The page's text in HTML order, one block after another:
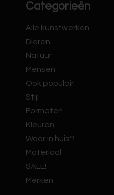
Categorieën
Alle kunstwerken
Dieren
Natuur
Mensen
Ook populair
Stijl
Formaten
Kleuren
Waar in huis?
Materiaal
SALE!
Merken